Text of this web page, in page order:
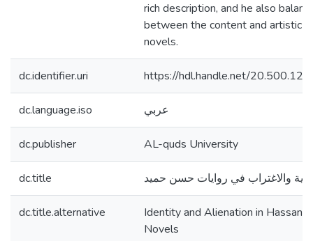
rich description, and he also
between the content and artistic
novels.
dc.identifier.uri https://hdl.handle.net/
dc.language.iso عربي
dc.publisher AL-quds University
dc.title والاغتراب في روايات حسن حميد
dc.title.alternative
Identity and Alienation in Hassan
Novels